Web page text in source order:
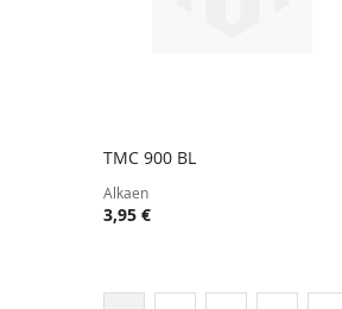
TMC 900 BL
Alkaen
3,95 €